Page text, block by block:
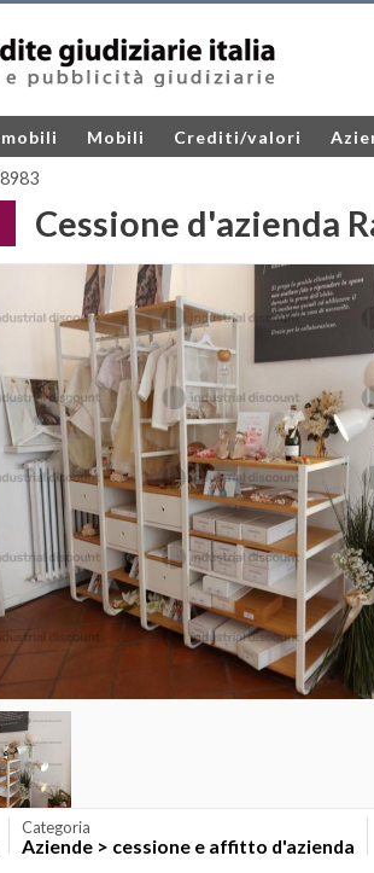
Mobili Crediti/valori
Cessione d'azienda
Categoria
Aziende > cessione e affitto d'azienda